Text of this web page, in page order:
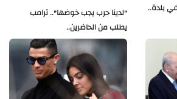
"لدينا حرب يجب خوضها".. ترامب
يطلب من الحاضرين..
بلدة..